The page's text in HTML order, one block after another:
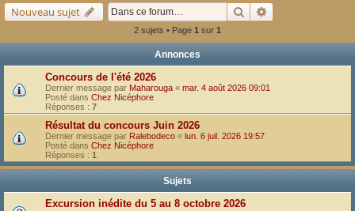
Nouveau sujet Rechercher
2 sujets • Page 1 sur 1
Annonces
Concours de l'été 2026
Dernier message par Maharouga « mar. 4 août 2026 09:01
Posté dans Chez Nicéphore
Réponses : 7
Résultat du concours Juin 2026
Dernier message par Ralebodeco « lun. 6 juil. 2026 19:57
Posté dans Chez Nicéphore
Réponses : 1
Sujets
Excursion inédite du 5 au 8 octobre 2026